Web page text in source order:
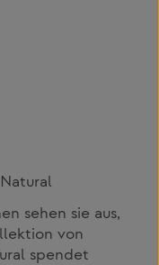
sehen sie aus,
von
spendet